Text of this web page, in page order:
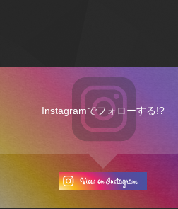
Instagramでフォローする!?